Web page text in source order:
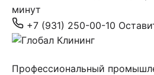
минут
+7 (931) 250-00-10
Профессиональный